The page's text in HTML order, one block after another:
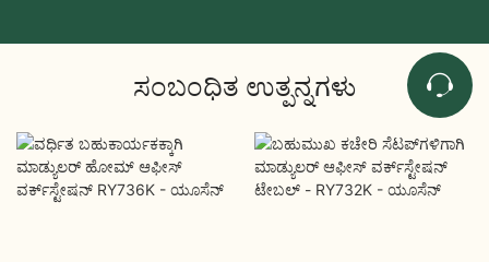
ಸಂಬಂಧಿತ ಉತ್ಪನ್ನಗಳು